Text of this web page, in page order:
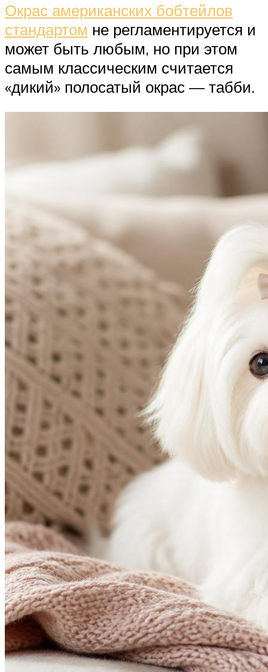
Окрас американских бобтейлов
стандартом не регламентируется и
может быть любым, но при этом
самым классическим считается
«дикий» полосатый окрас — табби.